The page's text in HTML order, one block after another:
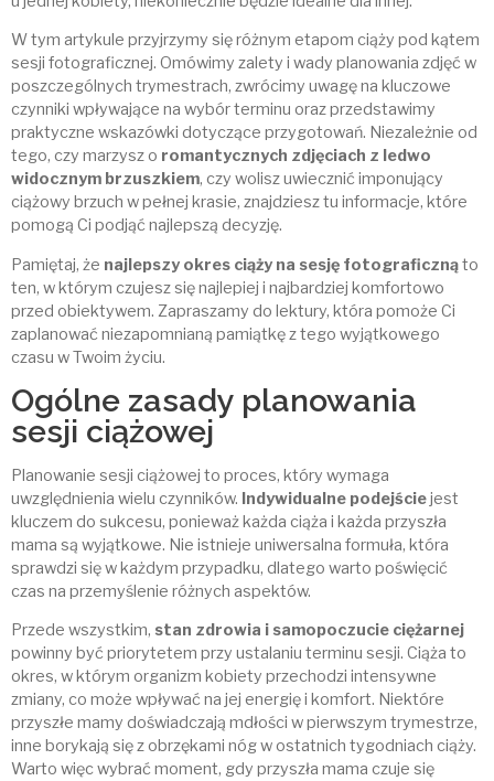
W tym artykule przyjrzymy się różnym etapom ciąży pod kątem
sesji fotograficznej. Omówimy zalety i wady planowania zdjęć w
poszczególnych trymestrach, zwrócimy uwagę na kluczowe
czynniki wpływające na wybór terminu oraz przedstawimy
praktyczne wskazówki dotyczące przygotowań. Niezależnie od
tego, czy marzysz o romantycznych zdjęciach z ledwo
widocznym brzuszkiem, czy wolisz uwiecznić imponujący
ciążowy brzuch w pełnej krasie, znajdziesz tu informacje, które
pomogą Ci podjąć najlepszą decyzję.
Pamiętaj, że najlepszy okres ciąży na sesję fotograficznąto
ten, w którym czujesz się najlepiej i najbardziej komfortowo
przed obiektywem. Zapraszamy do lektury, która pomoże Ci
zaplanować niezapomnianą pamiątkę z tego wyjątkowego
czasu w Twoim życiu.
Ogólne zasady planowania
sesji ciążowej
Planowanie sesji ciążowej to proces, który wymaga
uwzględnienia wielu czynników. Indywidualne podejściejest
kluczem do sukcesu, ponieważ każda ciąża i każda przyszła
mama są wyjątkowe. Nie istnieje uniwersalna formuła, która
sprawdzi się w każdym przypadku, dlatego warto poświęcić
czas na przemyślenie różnych aspektów.
Przede wszystkim, stan zdrowia i samopoczucie ciężarnej
powinny być priorytetem przy ustalaniu terminu sesji. Ciąża to
okres, w którym organizm kobiety przechodzi intensywne
zmiany, co może wpływać na jej energię i komfort. Niektóre
przyszłe mamy doświadczają mdłości w pierwszym trymestrze,
inne borykają się z obrzękami nóg w ostatnich tygodniach ciąży.
Warto więc wybrać moment, gdy przyszła mama czuje się